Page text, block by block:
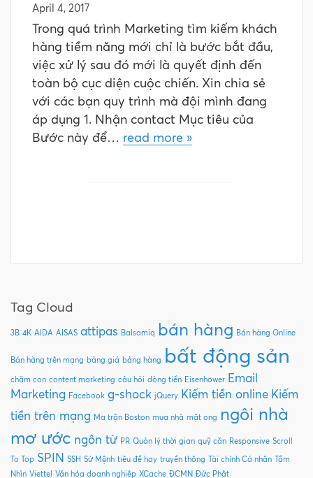
April 4, 2017
Trong quá trình Marketing tìm kiếm khách
hàng tiềm năng mới chỉ là bước bắt đầu,
việc xử lý sau đó mới là quyết định đến
toàn bộ cục diện cuộc chiến. Xin chia sẻ
với các bạn quy trình mà đội mình đang
áp dụng 1. Nhận contact Mục tiêu của
Bước này để… read more »
Tag Cloud
3B 4K AIDA AISAS attipas Balsamiq bán hàng Bán hàng Online
Bán hàng trên mạng bảng giá bảng hàng bất động sản
chăm con content marketing câu hỏi dòng tiền Eisenhower Email
Marketing Facebook g-shock jQuery Kiếm tiền online Kiếm
tiền trên mạng Ma trận Boston mua nhà mật ong ngôi nhà
mơ ước ngôn từ PR Quản lý thời gian quỹ căn Responsive Scroll
To Top SPIN SSH Sứ Mệnh tiêu đề hay truyền thông Tài chính Cá nhân Tầm
Nhìn Viettel Văn hóa doanh nghiệp XCache ĐCMN Đức Phật